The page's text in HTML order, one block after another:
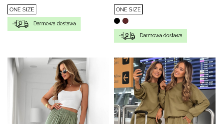
ONE SIZE
Darmowa dostawa
ONE SIZE
Darmowa dostawa